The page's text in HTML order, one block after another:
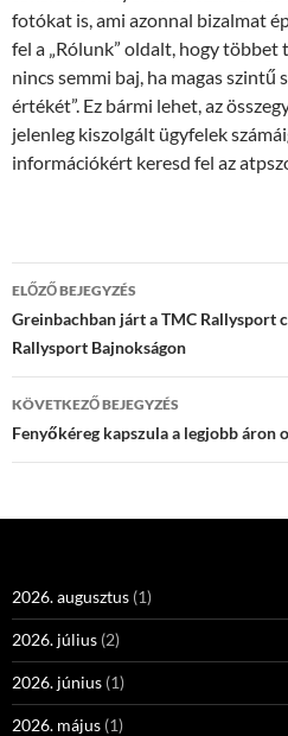
fotókat is, ami azonnal bizalmat
fel a „Rólunk” oldalt, hogy többet
nincs semmi baj, ha magas
értékét”. Ez bármi lehet, az
jelenleg kiszolgált ügyfelek
információkért keresd fel az
Bejegyzés
navigáció
ELŐZŐ BEJEGYZÉS
Greinbachban járt a TMC Rallysport
Rallysport Bajnokságon
KÖVETKEZŐ BEJEGYZÉS
Fenyőkéreg kapszula a legjobb áron
2026. augusztus (1)
2026. július (2)
2026. június (1)
2026. május (1)